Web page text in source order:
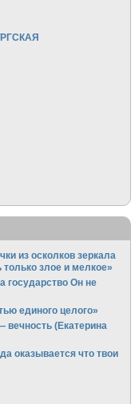
из осколков зеркала
злое и мелкое»
государство Он не
единого целого»
вечность (Екатерина
оказывается что твои